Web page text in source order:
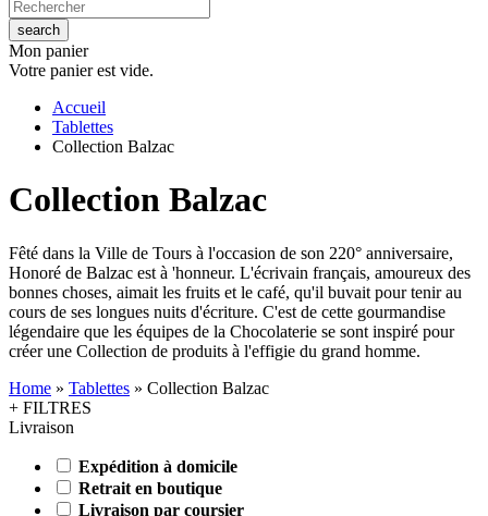
Mon panier
Votre panier est vide.
Accueil
Tablettes
Collection Balzac
Collection Balzac
Fêté dans la Ville de Tours à l'occasion de son 220° anniversaire,
Honoré de Balzac est à 'honneur. L'écrivain français, amoureux des
bonnes choses, aimait les fruits et le café, qu'il buvait pour tenir au
cours de ses longues nuits d'écriture. C'est de cette gourmandise
légendaire que les équipes de la Chocolaterie se sont inspiré pour
créer une Collection de produits à l'effigie du grand homme.
Home » Tablettes » Collection Balzac
+ FILTRES
Livraison
Expédition à domicile
Retrait en boutique
Livraison par coursier